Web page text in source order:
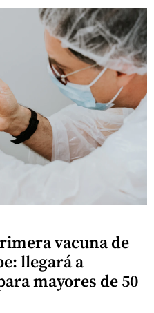
vacuna de
llegará a
mayores de 50